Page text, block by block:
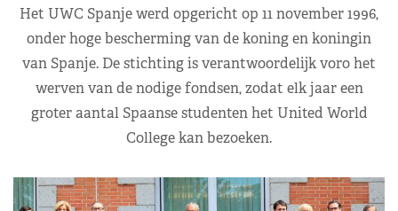
Het UWC Spanje werd opgericht op 11 november 1996,
onder hoge bescherming van de koning en koningin
van Spanje. De stichting is verantwoordelijk voro het
werven van de nodige fondsen, zodat elk jaar een
groter aantal Spaanse studenten het United World
College kan bezoeken.